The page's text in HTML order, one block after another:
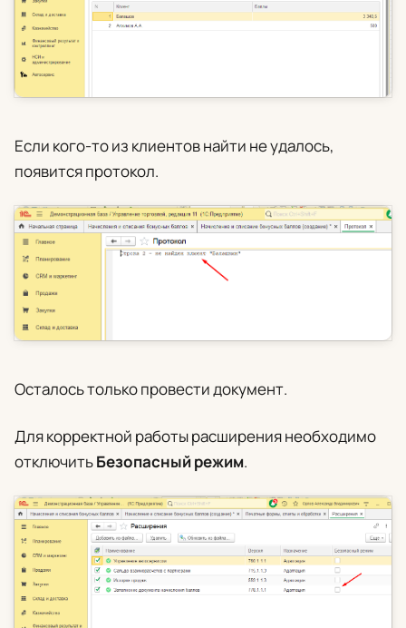
Если кого-то из клиентов найти не удалось,
появится протокол.
Осталось только провести документ.
Для корректной работы расширения необходимо
отключитьБезопасный режим.